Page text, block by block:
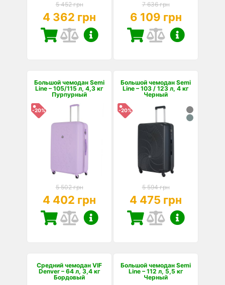
5 452 грн
4 362 грн
7 636 грн
6 109 грн
Большой чемодан Semi
Line – 105/115 л, 4,3 кг
Пурпурный
-20%
5 502 грн
4 402 грн
Большой чемодан Semi
Line – 103 / 123 л, 4 кг
Черный
-20%
5 594 грн
4 475 грн
Средний чемодан VIF
Denver – 64 л, 3,4 кг
Бордовый
Большой чемодан Semi
Line – 112 л, 5,5 кг
Черный